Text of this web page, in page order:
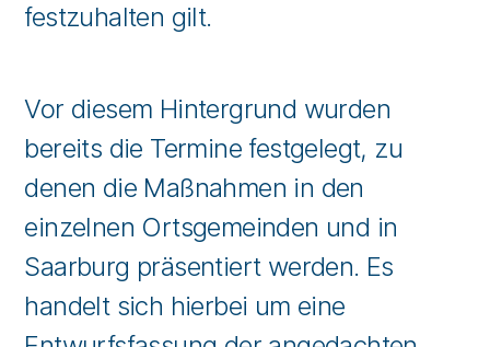
festzuhalten gilt.
Vor diesem Hintergrund wurden
bereits die Termine festgelegt, zu
denen die Maßnahmen in den
einzelnen Ortsgemeinden und in
Saarburg präsentiert werden. Es
handelt sich hierbei um eine